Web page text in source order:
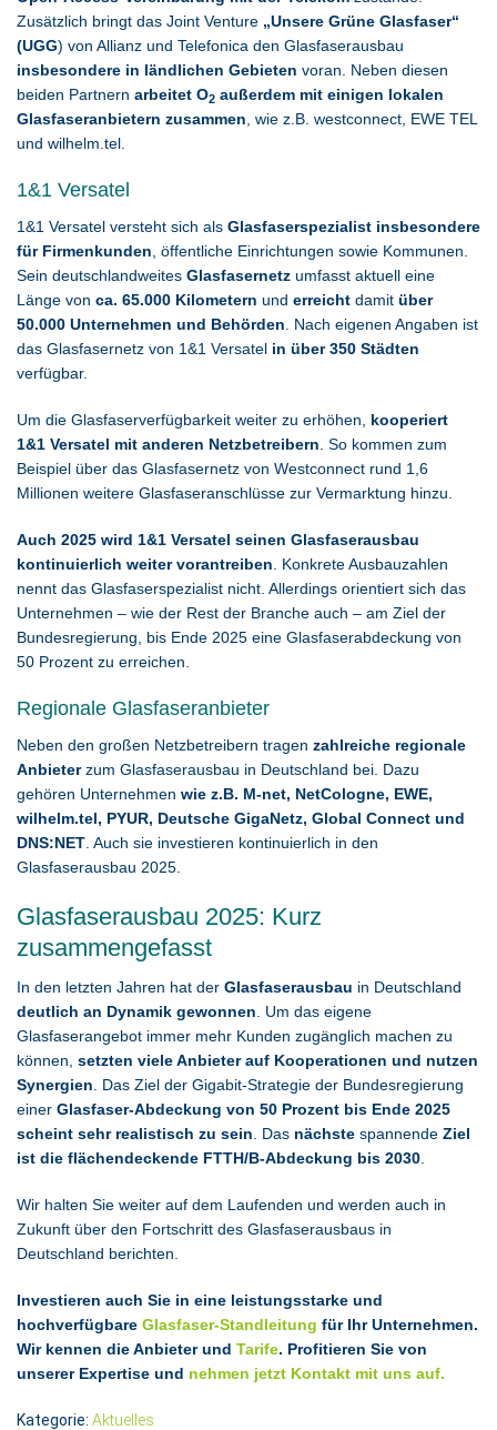
Zusätzlich bringt das Joint Venture „Unsere Grüne Glasfaser“
(UGG) von Allianz und Telefonica den Glasfaserausbau
insbesondere in ländlichen Gebieten voran. Neben diesen
beiden Partnern arbeitet O2 außerdem mit einigen lokalen
Glasfaseranbietern zusammen , wie z.B. westconnect, EWE TEL
und wilhelm.tel.
1&1 Versatel
1&1 Versatel versteht sich als Glasfaserspezialist insbesondere
für Firmenkunden , öffentliche Einrichtungen sowie Kommunen.
Sein deutschlandweites Glasfasernetz umfasst aktuell eine
Länge von ca. 65.000 Kilometern und erreicht damit über
50.000 Unternehmen und Behörden . Nach eigenen Angaben ist
das Glasfasernetz von 1&1 Versatel in über 350 Städten
verfügbar.
Um die Glasfaserverfügbarkeit weiter zu erhöhen, kooperiert
1&1 Versatel mit anderen Netzbetreibern . So kommen zum
Beispiel über das Glasfasernetz von Westconnect rund 1,6
Millionen weitere Glasfaseranschlüsse zur Vermarktung hinzu.
Auch 2025 wird 1&1 Versatel seinen Glasfaserausbau
kontinuierlich weiter vorantreiben . Konkrete Ausbauzahlen
nennt das Glasfaserspezialist nicht. Allerdings orientiert sich das
Unternehmen – wie der Rest der Branche auch – am Ziel der
Bundesregierung, bis Ende 2025 eine Glasfaserabdeckung von
50 Prozent zu erreichen.
Regionale Glasfaseranbieter
Neben den großen Netzbetreibern tragen zahlreiche regionale
Anbieterzum Glasfaserausbau in Deutschland bei. Dazu
gehören Unternehmen wie z.B. M-net, NetCologne, EWE,
wilhelm.tel, PYUR, Deutsche GigaNetz, Global Connect und
DNS:NET . Auch sie investieren kontinuierlich in den
Glasfaserausbau 2025.
Glasfaserausbau 2025: Kurz
zusammengefasst
In den letzten Jahren hat der Glasfaserausbau in Deutschland
deutlich an Dynamik gewonnen . Um das eigene
Glasfaserangebot immer mehr Kunden zugänglich machen zu
können, setzten viele Anbieter auf Kooperationen und nutzen
Synergien . Das Ziel der Gigabit-Strategie der Bundesregierung
einer Glasfaser-Abdeckung von 50 Prozent bis Ende 2025
scheint sehr realistisch zu sein . Das nächste spannende Ziel
ist die flächendeckende FTTH/B-Abdeckung bis 2030
Wir halten Sie weiter auf dem Laufenden und werden auch in
Zukunft über den Fortschritt des Glasfaserausbaus in
Deutschland berichten.
Investieren auch Sie in eine leistungsstarke und
hochverfügbare Glasfaser-Standleitung für Ihr Unternehmen.
Wir kennen die Anbieter und Tarife. Profitieren Sie von
unserer Expertise und nehmen jetzt Kontakt mit uns auf.
Kategorie: Aktuelles